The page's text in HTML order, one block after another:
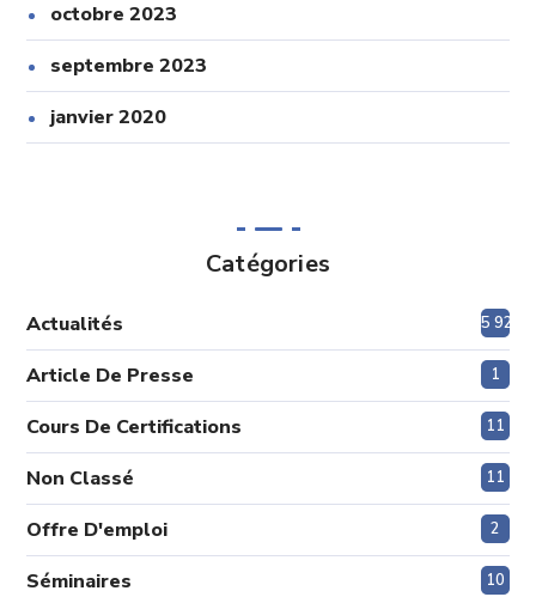
octobre 2023
septembre 2023
janvier 2020
Catégories
Actualités 5 920
Article De Presse 1
Cours De Certifications 11
Non Classé 11
Offre D'emploi 2
Séminaires 10